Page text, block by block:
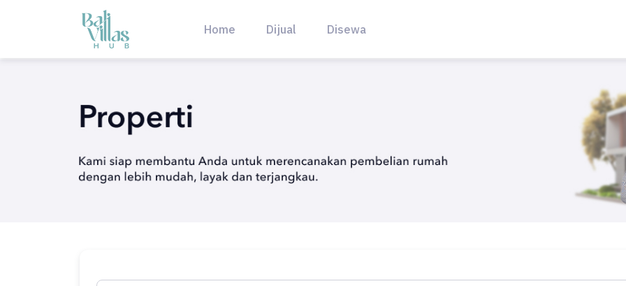
Home Dijual Disewa